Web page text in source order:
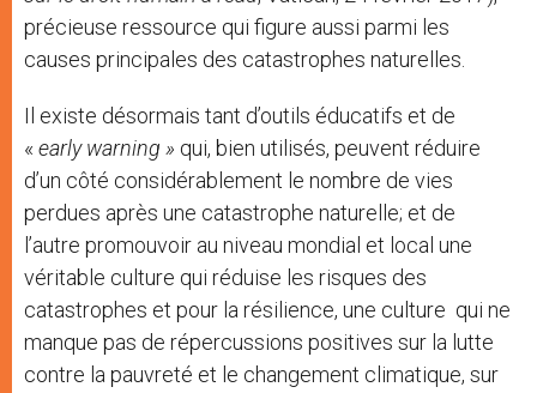
précieuse ressource qui figure aussi parmi les
causes principales des catastrophes naturelles.
Il existe désormais tant d’outils éducatifs et de
« early warning » qui, bien utilisés, peuvent réduire
d’un côté considérablement le nombre de vies
perdues après une catastrophe naturelle; et de
l’autre promouvoir au niveau mondial et local une
véritable culture qui réduise les risques des
catastrophes et pour la résilience, une culture qui ne
manque pas de répercussions positives sur la lutte
contre la pauvreté et le changement climatique, sur